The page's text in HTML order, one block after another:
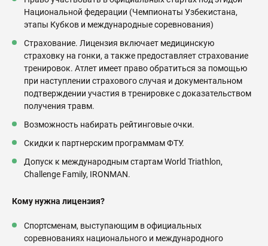
Национальной федерации (Чемпионаты Узбекистана,
этапы Кубков и международные соревнования)
Страхование. Лицензия включает медицинскую
страховку на гонки, а также предоставляет страхование
тренировок. Атлет имеет право обратиться за помощью
при наступлении страхового случая и документальном
подтверждении участия в тренировке с доказательством
получения травм.
Возможность набирать рейтинговые очки.
Скидки к партнерским программам ФТУ.
Допуск к международным стартам World Triathlon,
Challenge Family, IRONMAN.
Кому нужна лицензия?
Спортсменам, выступающим в официальных
соревнованиях национального и международного